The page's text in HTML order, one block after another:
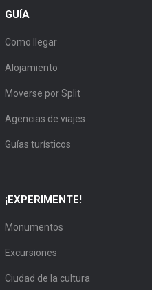
GUÍA
Como llegar
Alojamiento
Moverse por Split
Agencias de viajes
Guías turísticos
¡EXPERIMENTE!
Monumentos
Excursiones
Ciudad de la cultura